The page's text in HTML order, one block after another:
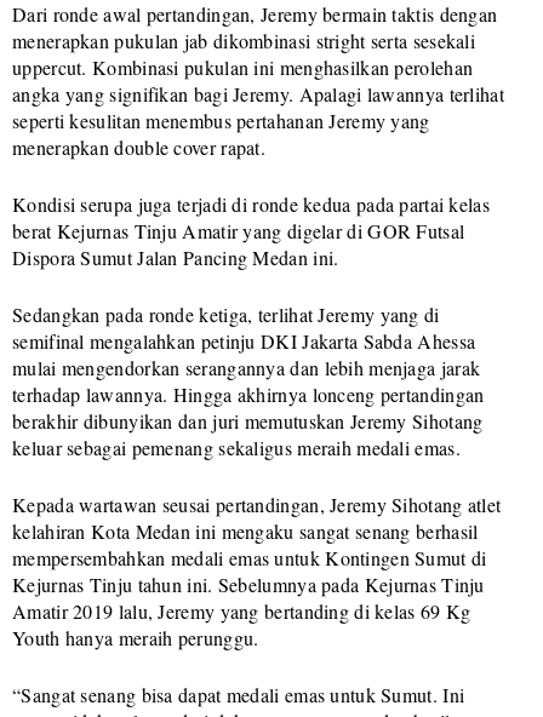
Dari ronde awal pertandingan, Jeremy bermain taktis dengan
menerapkan pukulan jab dikombinasi stright serta sesekali
uppercut. Kombinasi pukulan ini menghasilkan perolehan
angka yang signifikan bagi Jeremy. Apalagi lawannya terlihat
seperti kesulitan menembus pertahanan Jeremy yang
menerapkan double cover rapat.
Kondisi serupa juga terjadi di ronde kedua pada partai kelas
berat Kejurnas Tinju Amatir yang digelar di GOR Futsal
Dispora Sumut Jalan Pancing Medan ini.
Sedangkan pada ronde ketiga, terlihat Jeremy yang di
semifinal mengalahkan petinju DKI Jakarta Sabda Ahessa
mulai mengendorkan serangannya dan lebih menjaga jarak
terhadap lawannya. Hingga akhirnya lonceng pertandingan
berakhir dibunyikan dan juri memutuskan Jeremy Sihotang
keluar sebagai pemenang sekaligus meraih medali emas.
Kepada wartawan seusai pertandingan, Jeremy Sihotang atlet
kelahiran Kota Medan ini mengaku sangat senang berhasil
mempersembahkan medali emas untuk Kontingen Sumut di
Kejurnas Tinju tahun ini. Sebelumnya pada Kejurnas Tinju
Amatir 2019 lalu, Jeremy yang bertanding di kelas 69 Kg
Youth hanya meraih perunggu.
“Sangat senang bisa dapat medali emas untuk Sumut. Ini